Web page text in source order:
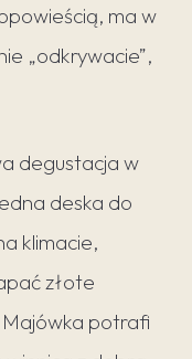
ma w
„odkrywacie”,
degustacja w
deska do
klimacie,
złote
potrafi